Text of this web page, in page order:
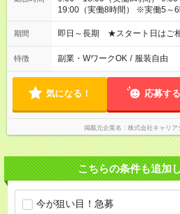
19:00（実働8時間） ※実働5～
業】基本ありません
期間 即日～長期 ★スタート日はご
特徴 副業・WワークOK / 服装自由
気になる！ 応募する
掲載元企業名 株式会社キャリア
こちらの条件も追加
今が狙い目！急募